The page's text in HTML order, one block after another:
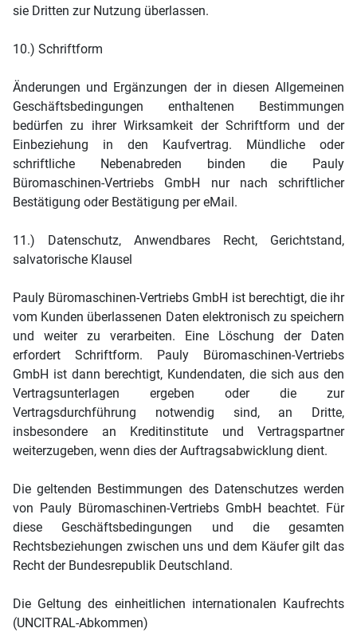
sie Dritten zur Nutzung überlassen.
10.) Schriftform
Änderungen und Ergänzungen der in diesen Allgemeinen
Geschäftsbedingungen enthaltenen Bestimmungen
bedürfen zu ihrer Wirksamkeit der Schriftform und der
Einbeziehung in den Kaufvertrag. Mündliche oder
schriftliche Nebenabreden binden die Pauly
Büromaschinen-Vertriebs GmbH nur nach schriftlicher
Bestätigung oder Bestätigung per eMail.
11.) Datenschutz, Anwendbares Recht, Gerichtstand,
salvatorische Klausel
Pauly Büromaschinen-Vertriebs GmbH ist berechtigt, die ihr
vom Kunden überlassenen Daten elektronisch zu speichern
und weiter zu verarbeiten. Eine Löschung der Daten
erfordert Schriftform. Pauly Büromaschinen-Vertriebs
GmbH ist dann berechtigt, Kundendaten, die sich aus den
Vertragsunterlagen ergeben oder die zur
Vertragsdurchführung notwendig sind, an Dritte,
insbesondere an Kreditinstitute und Vertragspartner
weiterzugeben, wenn dies der Auftragsabwicklung dient.
Die geltenden Bestimmungen des Datenschutzes werden
von Pauly Büromaschinen-Vertriebs GmbH beachtet. Für
diese Geschäftsbedingungen und die gesamten
Rechtsbeziehungen zwischen uns und dem Käufer gilt das
Recht der Bundesrepublik Deutschland.
Die Geltung des einheitlichen internationalen Kaufrechts
(UNCITRAL-Abkommen)